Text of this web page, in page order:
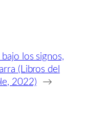
los signos,
(Libros del
2022)
→